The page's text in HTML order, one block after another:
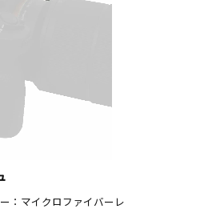
：マイクロファイバーレ